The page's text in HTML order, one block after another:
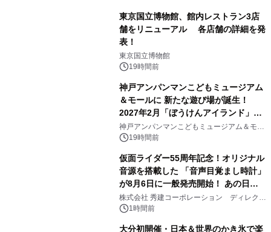
東京国立博物館、館内レストラン3店
舗をリニューアル 各店舗の詳細を発
表！
東京国立博物館
19時間前
神戸アンパンマンこどもミュージアム
＆モールに 新たな遊び場が誕生！
2027年2月「ぼうけんアイランド」が
オープン
神戸アンパンマンこどもミュージアム＆モー
ル 19時間前
仮面ライダー55周年記念！オリジナル
音源を搭載した 「音声目覚まし時計」
が8月6日に一般発売開始！ あの日の
大興奮が今甦る
株式会社 秀建コーポレーション ディレクト
アートギャラリー
1時間前
大分初開催・日本＆世界のかき氷で楽